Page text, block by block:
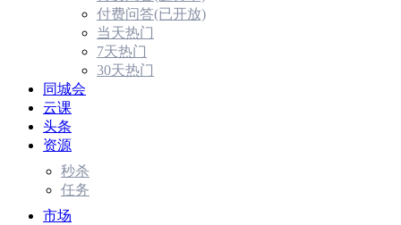
付费问答(已开放)
当天热门
7天热门
30天热门
同城会
云课
头条
资源
秒杀
任务
市场